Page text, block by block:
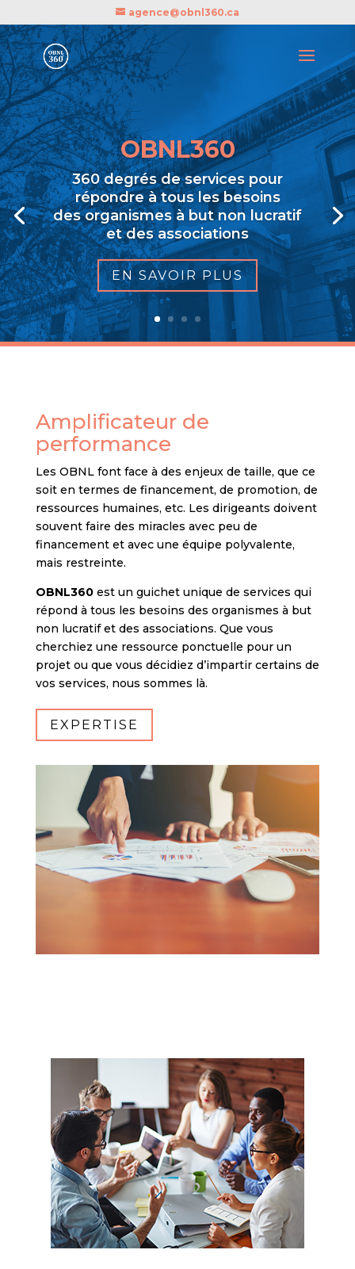
agence@obnl360.ca
OBNL360
360 degrés de services pour
répondre à tous les besoins
des organismes à but non lucratif
et des associations
EN SAVOIR PLUS
Amplificateur de
performance
Les OBNL font face à des enjeux de taille, que ce
soit en termes de financement, de promotion, de
ressources humaines, etc. Les dirigeants doivent
souvent faire des miracles avec peu de
financement et avec une équipe polyvalente,
mais restreinte.
OBNL360est un guichet unique de services qui
répond à tous les besoins des organismes à but
non lucratif et des associations. Que vous
cherchiez une ressource ponctuelle pour un
projet ou que vous décidiez d’impartir certains de
vos services, nous sommes là.
EXPERTISE